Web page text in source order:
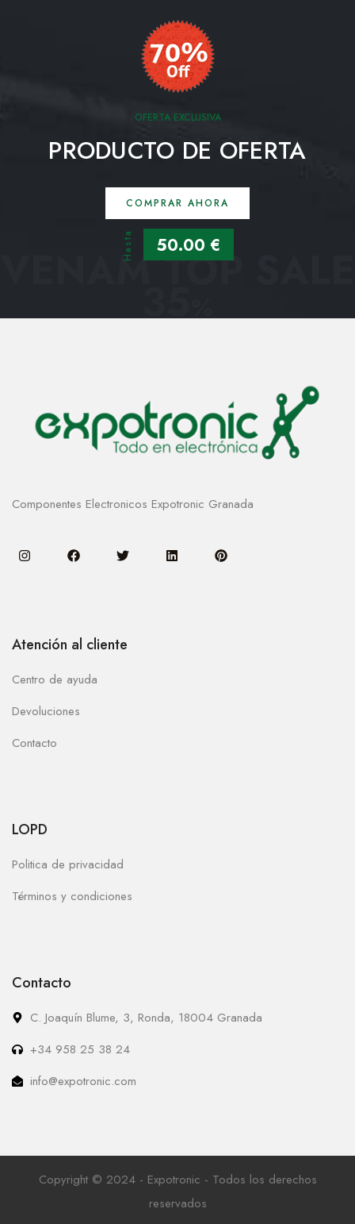
OFERTA EXCLUSIVA
PRODUCTO DE OFERTA
COMPRAR AHORA
Hasta 50.00 €
VENAM TOP SALE
35
Componentes Electronicos Expotronic Granada
Atención al cliente
Centro de ayuda
Devoluciones
Contacto
LOPD
Politica de privacidad
Términos y condiciones
Contacto
C. Joaquín Blume, 3, Ronda, 18004 Granada
+34 958 25 38 24
info@expotronic.com
Copyright © 2024 - Expotronic - Todos los derechos
reservados